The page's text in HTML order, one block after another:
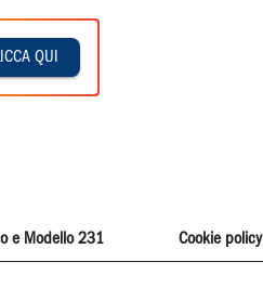
QUI
e Modello 231 Cookie policy